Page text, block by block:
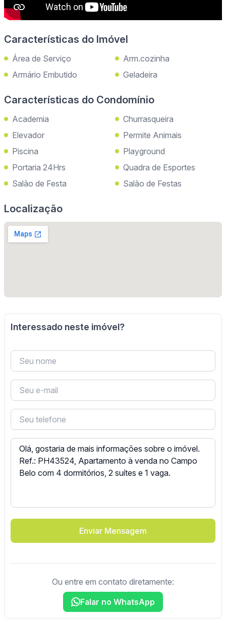
Características do Imóvel
Área de Serviço
Arm.cozinha
Armário Embutido
Geladeira
Características do Condomínio
Academia
Churrasqueira
Elevador
Permite Animais
Piscina
Playground
Portaria 24Hrs
Quadra de Esportes
Salão de Festa
Salão de Festas
Localização
Interessado neste imóvel?
Enviar Mensagem
Ou entre em contato diretamente:
Falar no WhatsApp